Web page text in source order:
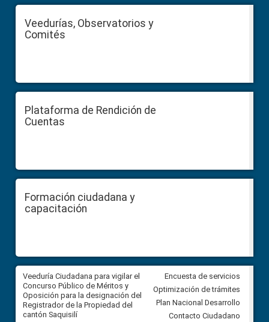
Veedurías, Observatorios y
Comités
Plataforma de Rendición de
Cuentas
Formación ciudadana y
capacitación
Veeduría Ciudadana para vigilar el
Concurso Público de Méritos y
Oposición para la designación del
Registrador de la Propiedad del
cantón Saquisilí
Veeduría Ciudadana para
construcción del asfaltado de
Ballenita del cantón Santa
Encuesta de servicios
Optimización de trámites
Plan Nacional Desarrollo
Contacto Ciudadano